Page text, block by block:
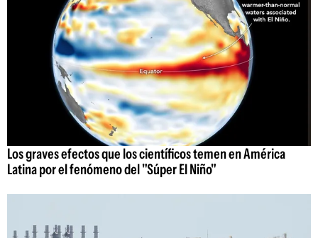
Los graves efectos que los científicos temen en América
Latina por el fenómeno del "Súper El Niño"